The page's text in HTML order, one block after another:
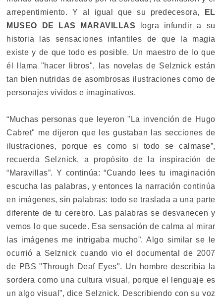
arrepentimiento. Y al igual que su predecesora,
EL
MUSEO DE LAS MARAVILLAS logra infundir a su
historia las sensaciones infantiles de que la magia
existe y de que todo es posible. Un maestro de lo que
él llama "hacer libros", las novelas de Selznick están
tan bien nutridas de asombrosas ilustraciones como de
personajes vívidos e imaginativos.
“Muchas personas que leyeron "La invención de Hugo
Cabret" me dijeron que les gustaban las secciones de
ilustraciones, porque es como si todo se calmase”,
recuerda Selznick, a propósito de la inspiración de
“Maravillas”. Y continúa: “Cuando lees tu imaginación
escucha las palabras, y entonces la narración continúa
en imágenes, sin palabras: todo se traslada a una parte
diferente de tu cerebro. Las palabras se desvanecen y
vemos lo que sucede. Esa sensación de calma al mirar
las imágenes me intrigaba mucho”. Algo similar se le
ocurrió a Selznick cuando vio el documental de 2007
de PBS "Through Deaf Eyes". Un hombre describía la
sordera como una cultura visual, porque el lenguaje es
un algo visual”, dice Selznick. Describiendo con su voz